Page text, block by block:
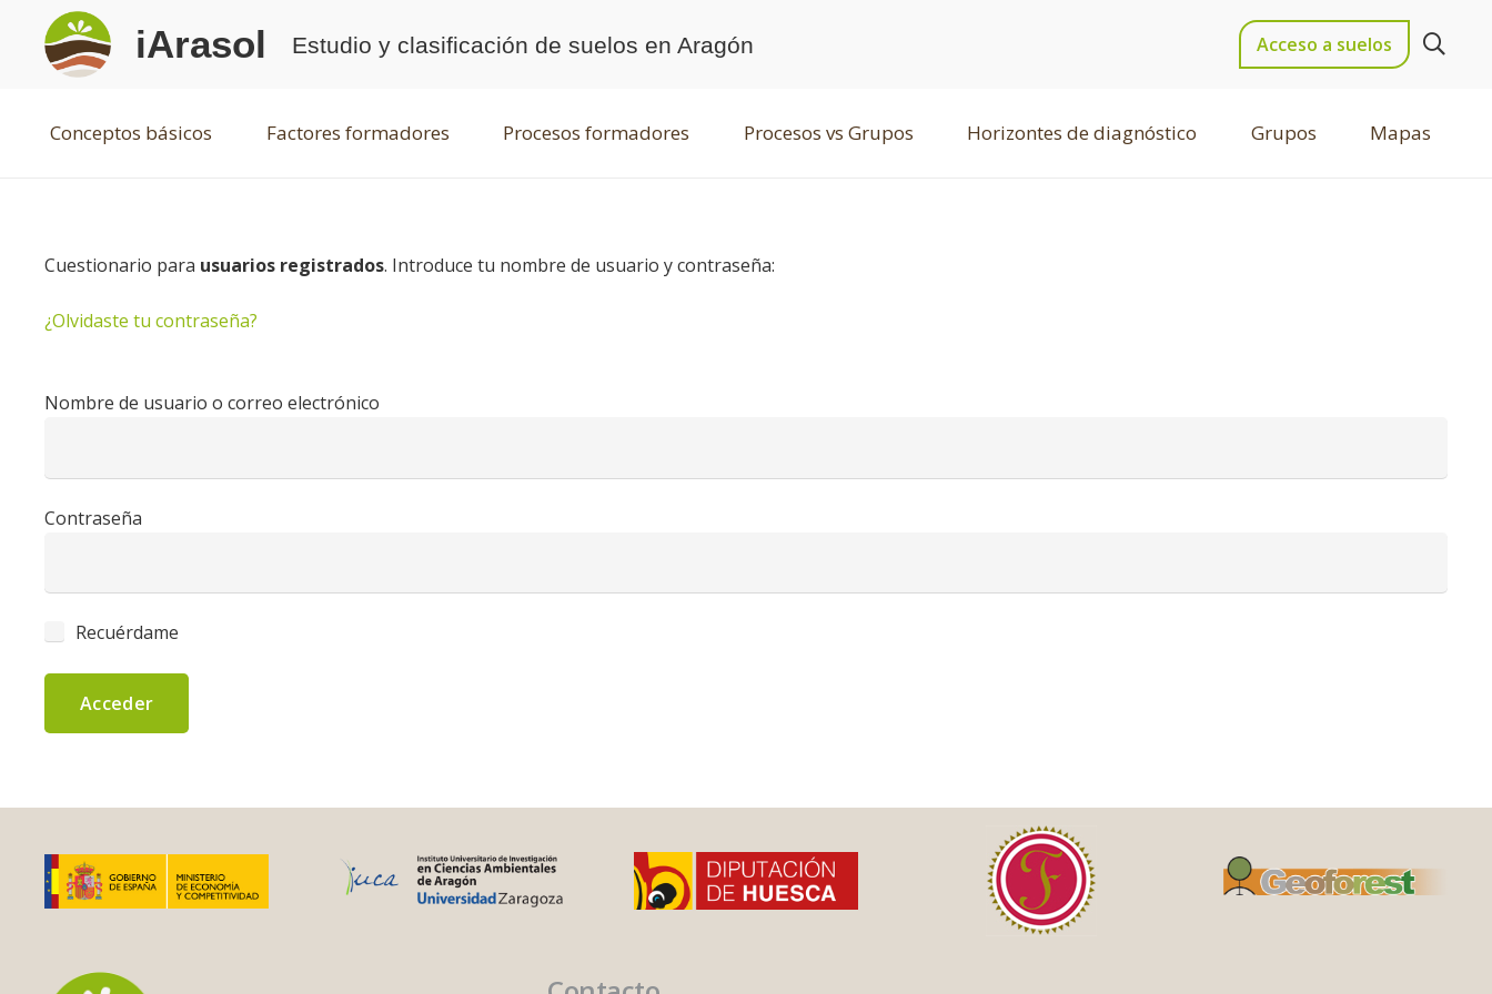
iArasol Estudio y clasificación de suelos en Aragón Acceso a suelos
Conceptos básicos Factores formadores Procesos formadores Procesos vs Grupos Horizontes de diagnóstico Grupos Mapas
Cuestionario para usuarios registrados. Introduce tu nombre de usuario y contraseña:
¿Olvidaste tu contraseña?
Nombre de usuario o correo electrónico
Contraseña
Recuérdame